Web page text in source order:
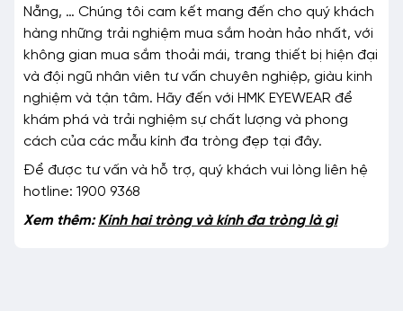
Nẵng, … Chúng tôi cam kết mang đến cho quý khách
hàng những trải nghiệm mua sắm hoàn hảo nhất, với
không gian mua sắm thoải mái, trang thiết bị hiện đại
và đội ngũ nhân viên tư vấn chuyên nghiệp, giàu kinh
nghiệm và tận tâm. Hãy đến với HMK EYEWEAR để
khám phá và trải nghiệm sự chất lượng và phong
cách của các mẫu kính đa tròng đẹp tại đây.
Để được tư vấn và hỗ trợ, quý khách vui lòng liên hệ
hotline: 1900 9368
Xem thêm:Kính hai tròng và kính đa tròng là gì